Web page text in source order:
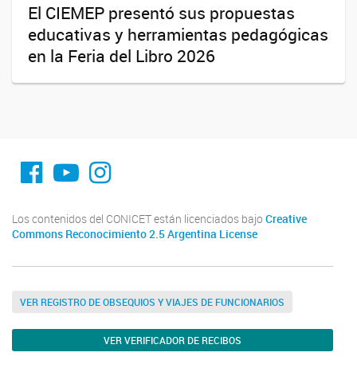
El CIEMEP presentó sus propuestas
educativas y herramientas pedagógicas
en la Feria del Libro 2026
fa-facebook
YouTube
Instagram
Los contenidos del CONICET están licenciados bajo Creative
Commons Reconocimiento 2.5 Argentina License
VER REGISTRO DE OBSEQUIOS Y VIAJES DE FUNCIONARIOS
VER VERIFICADOR DE RECIBOS